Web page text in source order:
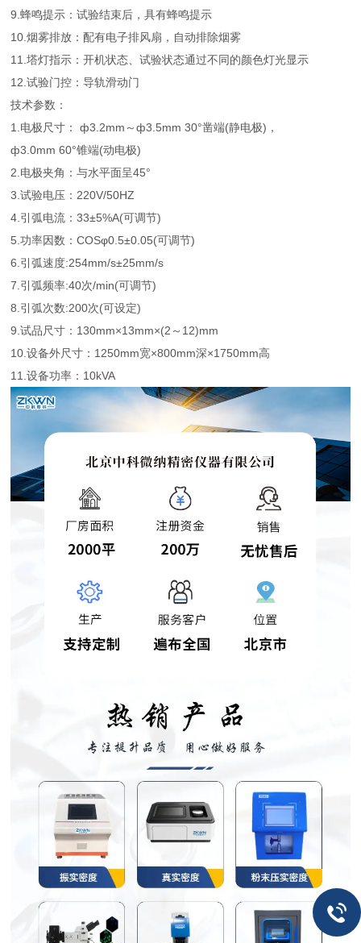
9.蜂鸣提示：试验结束后，具有蜂鸣提示
10.烟雾排放：配有电子排风扇，自动排除烟雾
11.塔灯指示：开机状态、试验状态通过不同的颜色灯光显示
12.试验门控：导轨滑动门
技术参数：
1.电极尺寸： ф3.2mm～ф3.5mm 30°凿端(静电极)，
ф3.0mm 60°锥端(动电极)
2.电极夹角：与水平面呈45°
3.试验电压：220V/50HZ
4.引弧电流：33±5%A(可调节)
5.功率因数：COSφ0.5±0.05(可调节)
6.引弧速度:254mm/s±25mm/s
7.引弧频率:40次/min(可调节)
8.引弧次数:200次(可设定)
9.试品尺寸：130mm×13mm×(2～12)mm
10.设备外尺寸：1250mm宽×800mm深×1750mm高
11.设备功率：10kVA